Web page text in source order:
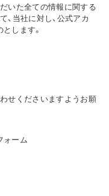
いた全ての情報に関する
、当社に対し、公式アカ
します。
せくださいますようお願
ォーム